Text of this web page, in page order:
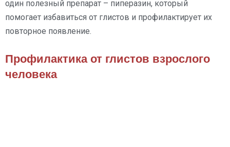
один полезный препарат – пиперазин, который
помогает избавиться от глистов и профилактирует их
повторное появление.
Профилактика от глистов взрослого
человека